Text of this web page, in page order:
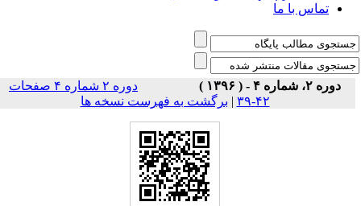
تماس با ما
دوره ۲، شماره ۴ - ( ۱۳۹۶ )
دوره ۲ شماره ۴ صفحات
۴۲-۳۹
|برگشت به فهرست نسخه ها